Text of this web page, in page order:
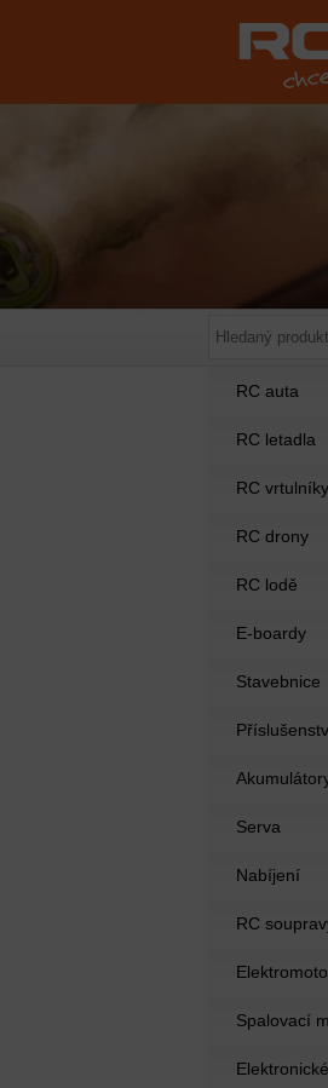
RC auta
RC letadla
RC vrtulníky
RC drony
RC lodě
E-boardy
Stavebnice
Serva
Nabíjení
RC
Spalovací